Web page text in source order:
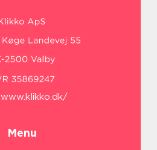
www.klikko.dk/
Menu